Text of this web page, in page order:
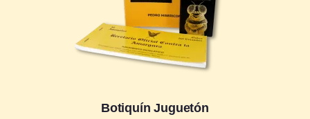
Botiquín Juguetón